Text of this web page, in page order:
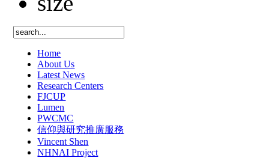
Home
About Us
Latest News
Research Centers
FJCUP
Lumen
PWCMC
信仰與研究推廣服務
Vincent Shen
NHNAI Project